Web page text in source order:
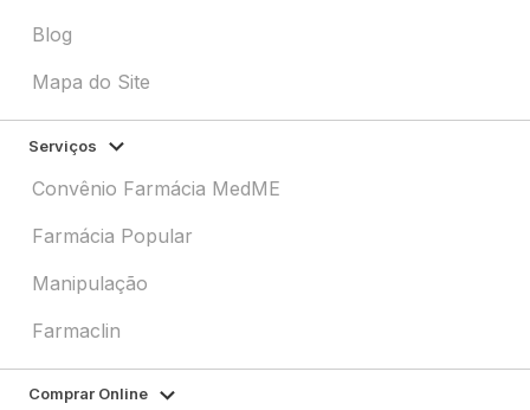
Blog
Mapa do Site
Serviços
Convênio Farmácia MedME
Farmácia Popular
Manipulação
Farmaclin
Comprar Online